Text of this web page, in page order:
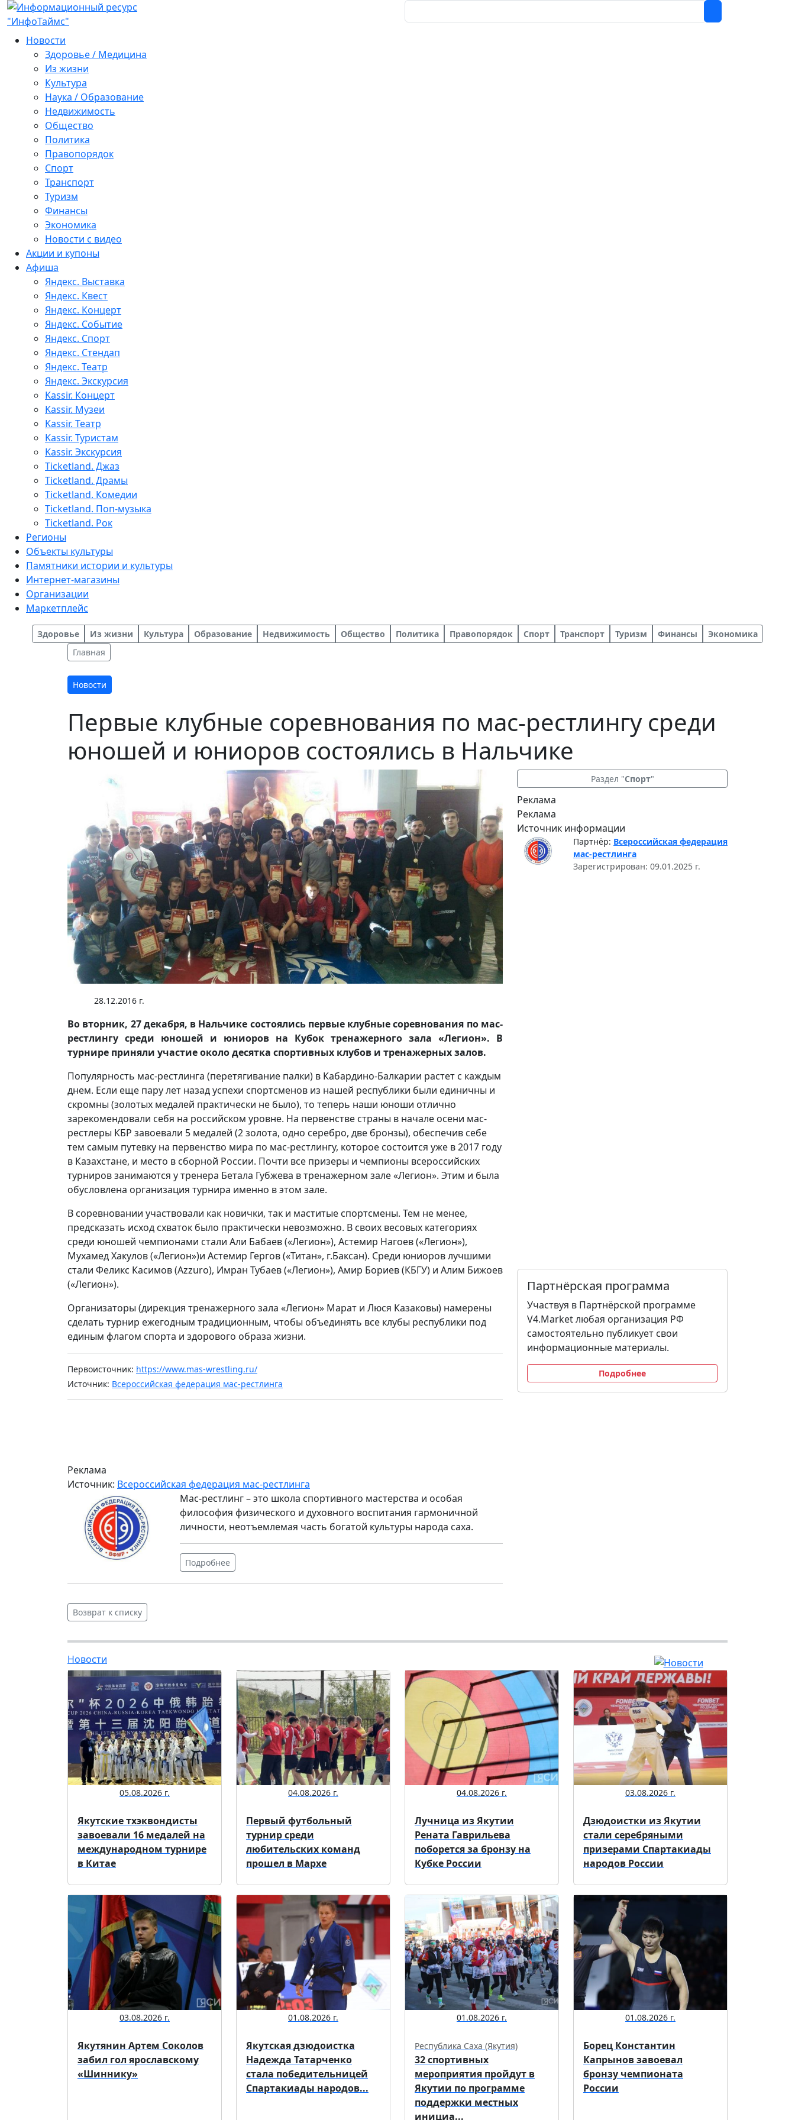
Новости
Здоровье / Медицина
Из жизни
Культура
Наука / Образование
Недвижимость
Общество
Политика
Правопорядок
Спорт
Транспорт
Туризм
Финансы
Экономика
Новости с видео
Акции и купоны
Афиша
Яндекс. Выставка
Яндекс. Квест
Яндекс. Концерт
Яндекс. Событие
Яндекс. Спорт
Яндекс. Стендап
Яндекс. Театр
Яндекс. Экскурсия
Kassir. Концерт
Kassir. Музеи
Kassir. Театр
Kassir. Туристам
Kassir. Экскурсия
Ticketland. Джаз
Ticketland. Драмы
Ticketland. Комедии
Ticketland. Поп-музыка
Ticketland. Рок
Регионы
Объекты культуры
Памятники истории и культуры
Интернет-магазины
Организации
Маркетплейс
Здоровье Из жизни Культура Образование Недвижимость Общество Политика Правопорядок Спорт Транспорт Туризм Финансы
Экономика
Главная
Новости
Первые клубные соревнования по мас-рестлингу среди
юношей и юниоров состоялись в Нальчике
28.12.2016 г.
Во вторник, 27 декабря, в Нальчике состоялись первые клубные соревнования по мас-
рестлингу среди юношей и юниоров на Кубок тренажерного зала «Легион». В
турнире приняли участие около десятка спортивных клубов и тренажерных залов.
Популярность мас-рестлинга (перетягивание палки) в Кабардино-Балкарии растет с каждым
днем. Если еще пару лет назад успехи спортсменов из нашей республики были единичны и
скромны (золотых медалей практически не было), то теперь наши юноши отлично
зарекомендовали себя на российском уровне. На первенстве страны в начале осени мас-
рестлеры КБР завоевали 5 медалей (2 золота, одно серебро, две бронзы), обеспечив себе
тем самым путевку на первенство мира по мас-рестлингу, которое состоится уже в 2017 году
в Казахстане, и место в сборной России. Почти все призеры и чемпионы всероссийских
турниров занимаются у тренера Бетала Губжева в тренажерном зале «Легион». Этим и была
обусловлена организация турнира именно в этом зале.
В соревновании участвовали как новички, так и маститые спортсмены. Тем не менее,
предсказать исход схваток было практически невозможно. В своих весовых категориях
среди юношей чемпионами стали Али Бабаев («Легион»), Астемир Нагоев («Легион»),
Мухамед Хакулов («Легион»)и Астемир Гергов («Титан», г.Баксан). Среди юниоров лучшими
стали Феликс Касимов (Azzuro), Имран Тубаев («Легион»), Амир Бориев (КБГУ) и Алим Бижоев
(«Легион»).
Организаторы (дирекция тренажерного зала «Легион» Марат и Люся Казаковы) намерены
сделать турнир ежегодным традиционным, чтобы объединять все клубы республики под
единым флагом спорта и здорового образа жизни.
Первоисточник: https://www.mas-wrestling.ru/
Источник: Всероссийская федерация мас-рестлинга
Реклама
Источник: Всероссийская федерация мас-рестлинга
Мас-рестлинг – это школа спортивного мастерства и особая
философия физического и духовного воспитания гармоничной
личности, неотъемлемая часть богатой культуры народа саха.
Подробнее
Раздел "Спорт"
Реклама
Реклама
Источник информации
Партнёр: Всероссийская федерация
мас-рестлинга
Зарегистрирован: 09.01.2025 г.
Партнёрская программа
Участвуя в Партнёрской программе
V4.Market любая организация РФ
самостоятельно публикует свои
информационные материалы.
Подробнее
Возврат к списку
Новости
05.08.2026 г.
Якутские тхэквондисты
завоевали 16 медалей на
международном турнире
в Китае
04.08.2026 г.
Первый футбольный
турнир среди
любительских команд
прошел в Мархе
04.08.2026 г.
Лучница из Якутии
Рената Гаврильева
поборется за бронзу на
Кубке России
03.08.2026 г.
Дзюдоистки из Якутии
стали серебряными
призерами Спартакиады
народов России
03.08.2026 г.
Якутянин Артем Соколов
забил гол ярославскому
«Шиннику»
01.08.2026 г.
Якутская дзюдоистка
Надежда Татарченко
стала победительницей
Спартакиады народов...
01.08.2026 г.
Республика Саха (Якутия)
32 спортивных
мероприятия пройдут в
Якутии по программе
поддержки местных
инициа...
01.08.2026 г.
Борец Константин
Капрынов завоевал
бронзу чемпионата
России